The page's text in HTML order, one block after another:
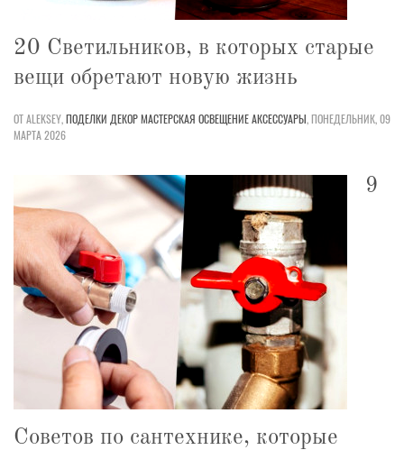
20 Светильников, в которых старые
вещи обретают новую жизнь
ОТ ALEKSEY,ПОДЕЛКИ ДЕКОРМАСТЕРСКАЯ ОСВЕЩЕНИЕАКСЕССУАРЫ,ПОНЕДЕЛЬНИК, 09
МАРТА 2026
9
Советов по сантехнике, которые